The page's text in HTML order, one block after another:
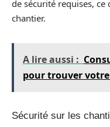
de sécurité requises,
chantier.
A lire aussi :
pour trouver
Sécurité sur les